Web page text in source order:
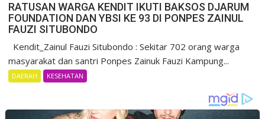
RATUSAN WARGA KENDIT IKUTI BAKSOS DJARUM
FOUNDATION DAN YBSI KE 93 DI PONPES ZAINUL
FAUZI SITUBONDO
Kendit_Zainul Fauzi Situbondo : Sekitar 702 orang warga
masyarakat dan santri Ponpes Zainuk Fauzi Kampung...
DAERAH KESEHATAN